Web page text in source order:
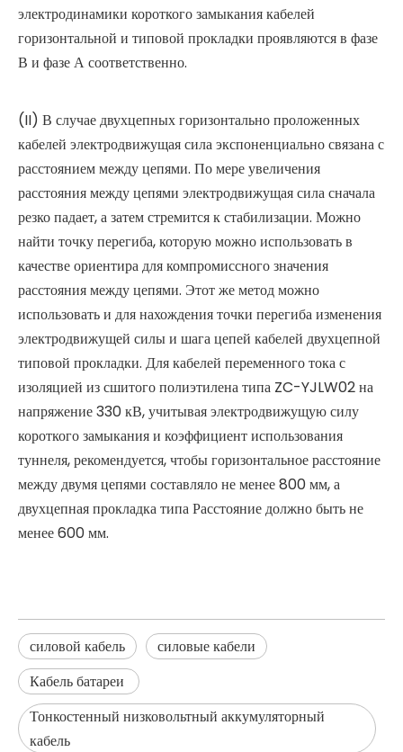
электродинамики короткого замыкания кабелей
горизонтальной и типовой прокладки проявляются в фазе
В и фазе А соответственно.
(II) В случае двухцепных горизонтально проложенных
кабелей электродвижущая сила экспоненциально связана с
расстоянием между цепями. По мере увеличения
расстояния между цепями электродвижущая сила сначала
резко падает, а затем стремится к стабилизации. Можно
найти точку перегиба, которую можно использовать в
качестве ориентира для компромиссного значения
расстояния между цепями. Этот же метод можно
использовать и для нахождения точки перегиба изменения
электродвижущей силы и шага цепей кабелей двухцепной
типовой прокладки. Для кабелей переменного тока с
изоляцией из сшитого полиэтилена типа ZC-YJLW02 на
напряжение 330 кВ, учитывая электродвижущую силу
короткого замыкания и коэффициент использования
туннеля, рекомендуется, чтобы горизонтальное расстояние
между двумя цепями составляло не менее 800 мм, а
двухцепная прокладка типа Расстояние должно быть не
менее 600 мм.
силовой кабель
силовые кабели
Кабель батареи
Тонкостенный низковольтный аккумуляторный
кабель